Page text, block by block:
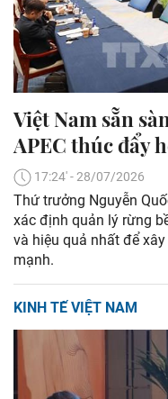
Việt Nam sẵn
APEC thúc đẩy
17:24' - 28/07/2026
Thứ trưởng Nguyễn
xác định quản lý rừng
và hiệu quả nhất để
mạnh.
KINH TẾ VIỆT NAM